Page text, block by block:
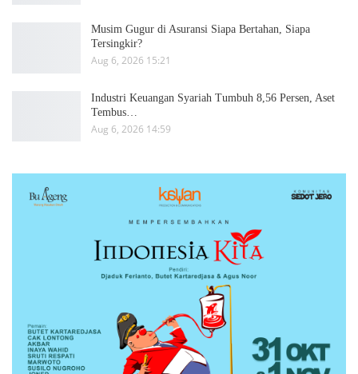
Musim Gugur di Asuransi Siapa Bertahan, Siapa
Tersingkir?
Aug 6, 2026 15:21
Industri Keuangan Syariah Tumbuh 8,56 Persen, Aset
Tembus…
Aug 6, 2026 14:59